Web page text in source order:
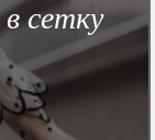
сетку